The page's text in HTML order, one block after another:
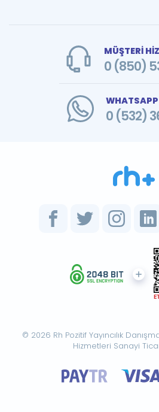
MÜŞTERİ
0 (850)
0 (532)
© 2026 Rh Pozitif Yayıncılık
Hizmetleri Sanayi